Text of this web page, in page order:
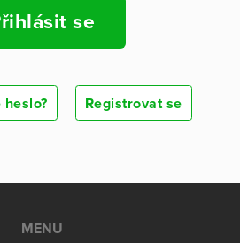
se
Registrovat se
MENU